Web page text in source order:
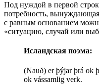
Под нуждой в первой
потребность,
с равным основанием
«ситуацию, случай или
Исландская поэма:
(Nauð) er þýjar þrá ok
ok vássamlig verk.